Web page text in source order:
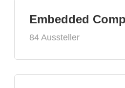
Embedded
84 Aussteller